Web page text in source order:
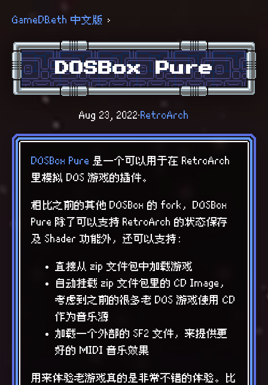
GameDB.eth 中文版 ›
DOSBox Pure
Aug 23, 2022·RetroArch
DOSBox Pure 是一个可以用于在 RetroArch
里模拟 DOS 游戏的插件。
相比之前的其他 DOSBox 的 fork，DOSBox
Pure 除了可以支持 RetroArch 的状态保存
及 Shader 功能外，还可以支持：
直接从 zip 文件包中加载游戏
自动挂载 zip 文件包里的 CD Image，
考虑到之前的很多老 DOS 游戏使用 CD
作为音乐源
加载一个外部的 SF2 文件，来提供更
好的 MIDI 音乐效果
用来体验老游戏真的是非常不错的体验。比